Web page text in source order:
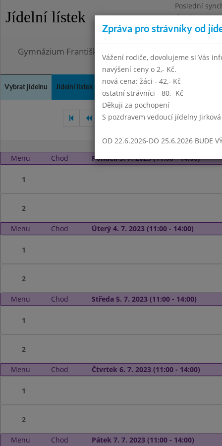
Jídelní lístek
Poslední
Úterý
Omezení
Gymnázium Františka Palackého, Neratovice,
Vybrat jídelnu Jídelní lístek
Květen 2023 Červen 2023
Menu Chod Pondělí 3. 7. 2023 (11:00 - 14:00)
1
2
Menu Chod Úterý 4. 7. 2023 (11:00 - 14:00)
1
2
Menu Chod Středa 5. 7. 2023 (11:00 - 14:00)
1
2
Menu Chod Čtvrtek 6. 7. 2023 (11:00 - 14:00)
1
2
Menu Chod Pátek 7. 7. 2023 (11:00 - 14:00)
Zpráva pro strávníky od
Vážení rodiče, dovolujeme si Vás
navýšení ceny o 2,- Kč.
nová cena: žáci - 42,- Kč
ostatní strávníci - 80,- Kč
Děkuji za pochopení
S pozdravem vedoucí jídelny Jirková
OD 22.6.2026-DO 25.6.2026 BUDE